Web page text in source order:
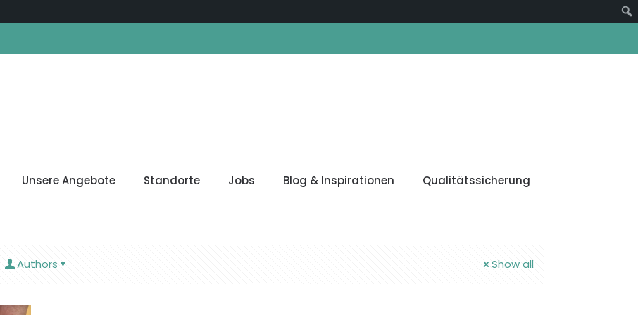
Unsere Angebote Standorte Jobs Blog & Inspirationen Qualitätssicherung
Authors Show all